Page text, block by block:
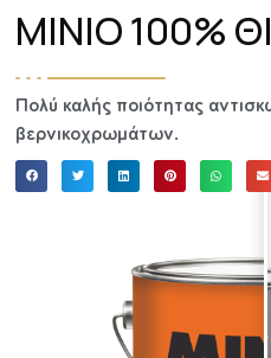
ΜΙΝΙΟ 100%
Πολύ καλής ποιότητας
βερνικοχρωμάτων.